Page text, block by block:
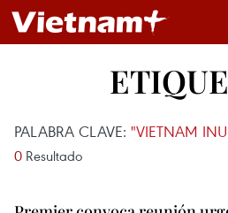
PALABRA CLAVE: "VIETNAM
0 Resultado